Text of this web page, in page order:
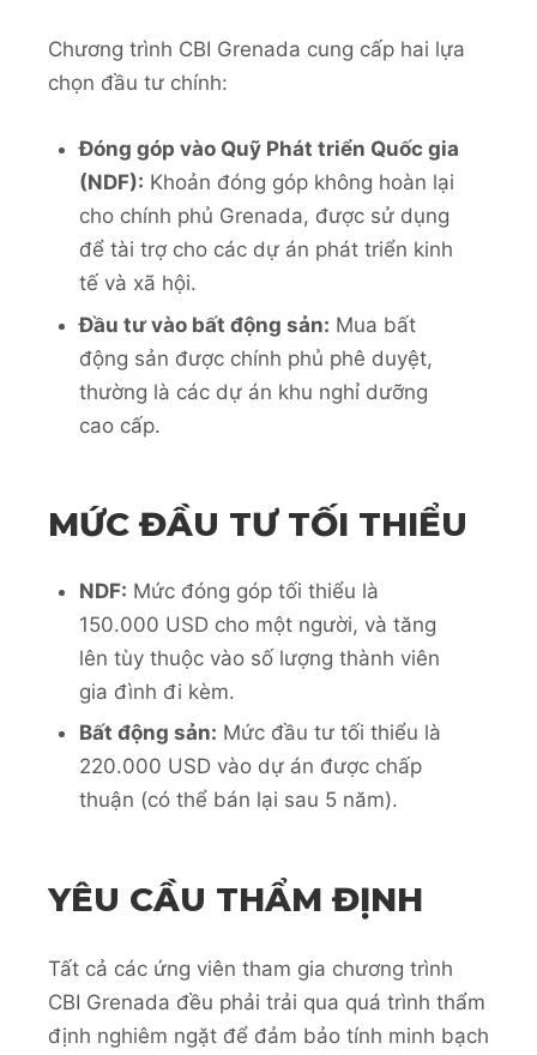
Chương trình CBI Grenada cung cấp hai lựa
chọn đầu tư chính:
Đóng góp vào Quỹ Phát triển Quốc gia
(NDF): Khoản đóng góp không hoàn lại
cho chính phủ Grenada, được sử dụng
để tài trợ cho các dự án phát triển kinh
tế và xã hội.
Đầu tư vào bất động sản: Mua bất
động sản được chính phủ phê duyệt,
thường là các dự án khu nghỉ dưỡng
cao cấp.
MỨC ĐẦU TƯ TỐI THIỂU
NDF: Mức đóng góp tối thiểu là
150.000 USD cho một người, và tăng
lên tùy thuộc vào số lượng thành viên
gia đình đi kèm.
Bất động sản: Mức đầu tư tối thiểu là
220.000 USD vào dự án được chấp
thuận (có thể bán lại sau 5 năm).
YÊU CẦU THẨM ĐỊNH
Tất cả các ứng viên tham gia chương trình
CBI Grenada đều phải trải qua quá trình thẩm
định nghiêm ngặt để đảm bảo tính minh bạch